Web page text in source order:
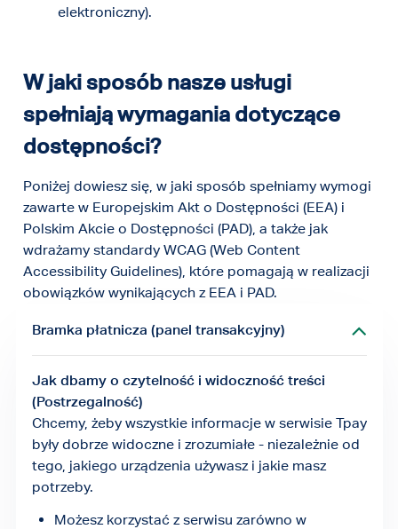
elektroniczny).
W jaki sposób nasze usługi
spełniają wymagania dotyczące
dostępności?
Poniżej dowiesz się, w jaki sposób spełniamy wymogi
zawarte w Europejskim Akt o Dostępności (EEA) i
Polskim Akcie o Dostępności (PAD), a także jak
wdrażamy standardy WCAG (Web Content
Accessibility Guidelines), które pomagają w realizacji
obowiązków wynikających z EEA i PAD.
Bramka płatnicza (panel transakcyjny)
Jak dbamy o czytelność i widoczność treści
(Postrzegalność)
Chcemy, żeby wszystkie informacje w serwisie Tpay
były dobrze widoczne i zrozumiałe - niezależnie od
tego, jakiego urządzenia używasz i jakie masz
potrzeby.
Możesz korzystać z serwisu zarówno w